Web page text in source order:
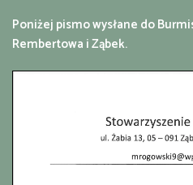
Poniżej pismo wysłane do
Rembertowa i Ząbek.